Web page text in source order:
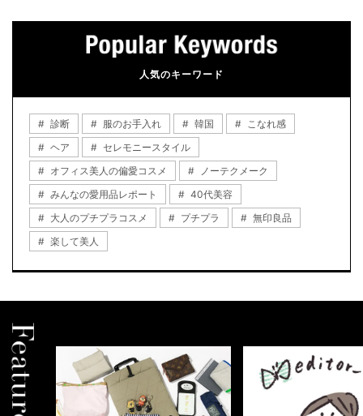
人気のキーワード
診断 服のお手入れ 韓国
こなれ感
ヘア
セレモニースタイル
オフィス美人の偏愛コスメ
ノーテクメーク
みんなの愛用品レポート
40代美容
大人のプチプラコスメ
プチプラ
無印良品
楽して美人